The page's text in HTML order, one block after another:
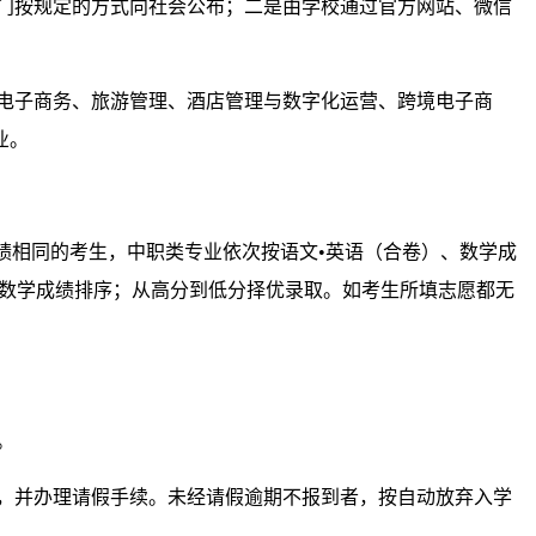
规定的方式向社会公布；二是由学校通过官方网站、微信
商务、旅游管理、酒店管理与数字化运营、跨境电子商
同的考生，中职类专业依次按语文•英语（合卷）、数学成
学成绩排序；从高分到低分择优录取。如考生所填志愿都无
办理请假手续。未经请假逾期不报到者，按自动放弃入学